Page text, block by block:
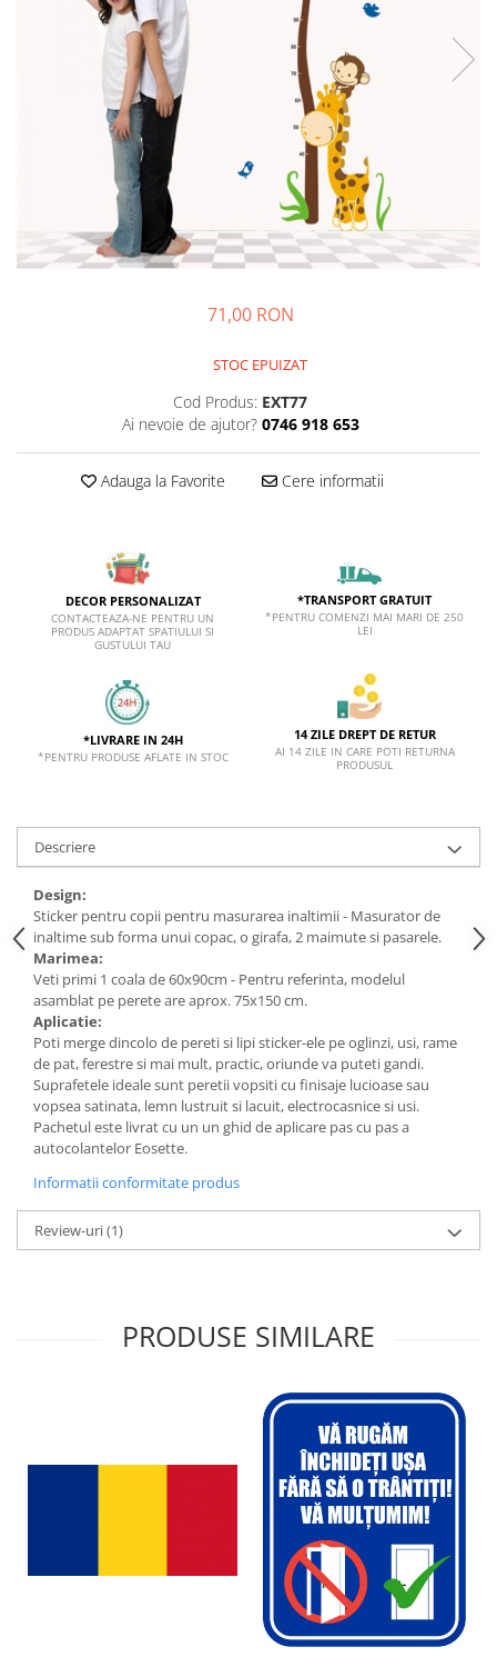
Sticker Harta Lumii
Stickere Cu Model Repetitiv
Stickere Perete Pentru Camera De
Stickere Pentru Bucatarie
Stickere pentru Usi
Stickere pentru Scari
Stickere pentru Podea
Stickere Semnalistica
71,00 RON
STOC EPUIZAT
Cod Produs: EXT77
Ai nevoie de ajutor? 0746 918 653
Adauga la Favorite Cere informatii
DECOR PERSONALIZAT
CONTACTEAZA-NE PENTRU UN
PRODUS ADAPTAT SPATIULUI SI
GUSTULUI TAU
*TRANSPORT GRATUIT
*PENTRU COMENZI MAI MARI DE 250
LEI
*LIVRARE IN 24H
*PENTRU PRODUSE AFLATE IN STOC
14 ZILE DREPT DE RETUR
AI 14 ZILE IN CARE POTI RETURNA
PRODUSUL
Descriere
Design:
Sticker pentru copii pentru masurarea inaltimii - Masurator de
inaltime sub forma unui copac, o girafa, 2 maimute si pasarele.
Marimea:
Veti primi 1 coala de 60x90cm - Pentru referinta, modelul
asamblat pe perete are aprox. 75x150 cm.
Aplicatie:
Poti merge dincolo de pereti si lipi sticker-ele pe oglinzi, usi, rame
de pat, ferestre si mai mult, practic, oriunde va puteti gandi.
Suprafetele ideale sunt peretii vopsiti cu finisaje lucioase sau
vopsea satinata, lemn lustruit si lacuit, electrocasnice si usi.
Pachetul este livrat cu un un ghid de aplicare pas cu pas a
autocolantelor Eosette.
Informatii conformitate produs
Review-uri(1)
PRODUSE SIMILARE